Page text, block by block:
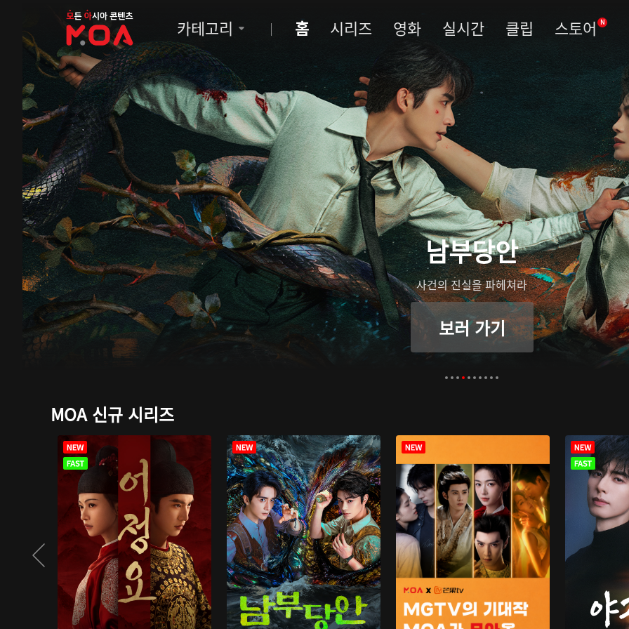
MOA
카테고리 홈 시리즈 영화 실시간 클립 스토어 N
남부당안
사건의 진실을 파헤쳐라
보러 가기
MOA 신규 시리즈